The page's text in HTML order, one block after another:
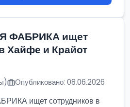
ФАБРИКА ищет
Хайфе и Крайот
Опубликовано: 08.06.2026
ищет сотрудников в